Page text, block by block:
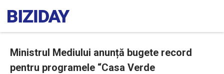
Ministrul Mediului anunță bugete record
pentru programele “Casa Verde